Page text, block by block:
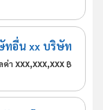
ทอื่น xx บริษัท
ค่า xxx,xxx,xxx ฿